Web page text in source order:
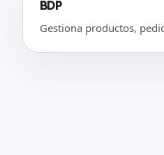
BDP
Gestiona productos,